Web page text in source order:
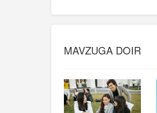
MAVZUGA DOIR